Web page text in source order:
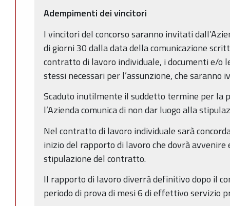
Adempimenti dei vincitori
I vincitori del concorso saranno invitati
di giorni 30 dalla data della comunicazione
contratto di lavoro individuale, i documenti e/o
stessi necessari per l’assunzione, che saranno
Scaduto inutilmente il suddetto termine per la
l’Azienda comunica di non dar luogo alla
Nel contratto di lavoro individuale sarà
inizio del rapporto di lavoro che dovrà
stipulazione del contratto.
Il rapporto di lavoro diverrà definitivo dopo il
periodo di prova di mesi 6 di effettivo servizio